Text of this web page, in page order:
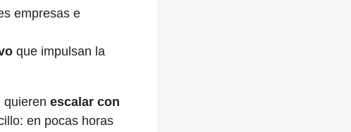
empresas e
que impulsan la
quieren escalar con
en pocas horas